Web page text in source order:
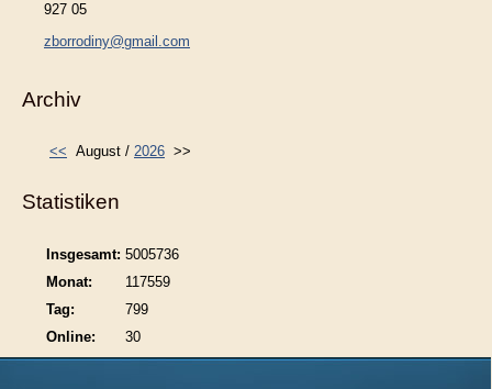
927 05
zborrodiny@gmail.com
Archiv
<< August / 2026 >>
Statistiken
Online: 30
Insgesamt: 5005736
Monat:
117559
Tag:
799